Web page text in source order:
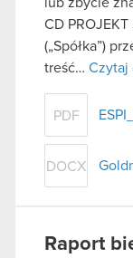
CD
(„Spółka”)
treść… Czytaj
PDF
DOCX
Raport